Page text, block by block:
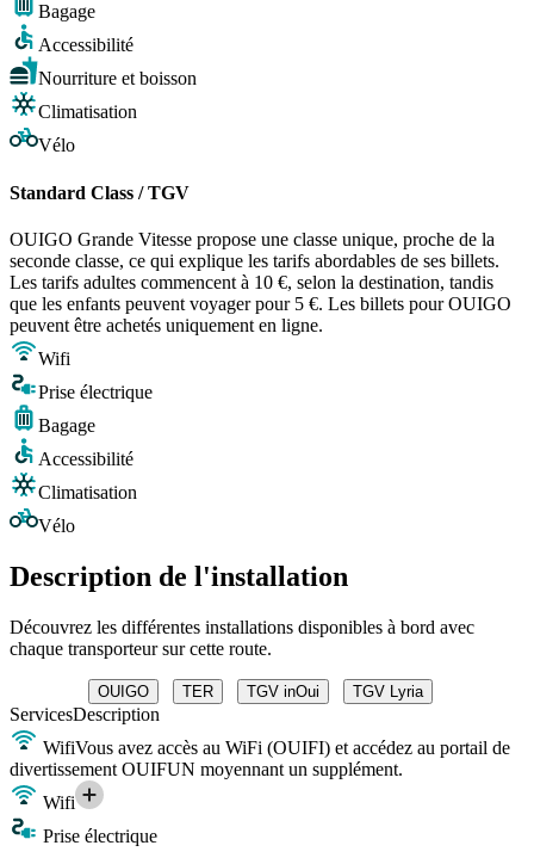
Bagage
Accessibilité
Nourriture et boisson
Climatisation
Vélo
Standard Class / TGV
OUIGO Grande Vitesse propose une classe unique, proche de la
seconde classe, ce qui explique les tarifs abordables de ses billets.
Les tarifs adultes commencent à 10 €, selon la destination, tandis
que les enfants peuvent voyager pour 5 €. Les billets pour OUIGO
peuvent être achetés uniquement en ligne.
Wifi
Prise électrique
Bagage
Accessibilité
Climatisation
Vélo
Description de l'installation
Découvrez les différentes installations disponibles à bord avec
chaque transporteur sur cette route.
OUIGO TER TGV inOui TGV Lyria
ServicesDescription
WifiVous avez accès au WiFi (OUIFI) et accédez au portail de
divertissement OUIFUN moyennant un supplément.
Wifi
Prise électrique